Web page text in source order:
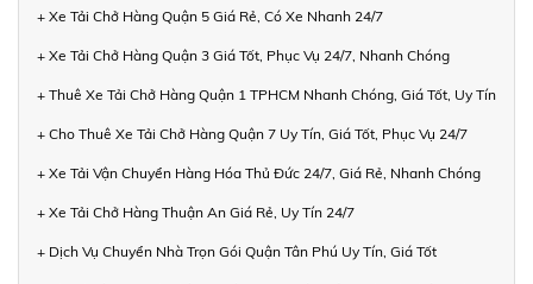
+ Xe Tải Chở Hàng Quận 5 Giá Rẻ, Có Xe Nhanh 24/7
+ Xe Tải Chở Hàng Quận 3 Giá Tốt, Phục Vụ 24/7, Nhanh Chóng
+ Thuê Xe Tải Chở Hàng Quận 1 TPHCM Nhanh Chóng, Giá Tốt, Uy Tín
+ Cho Thuê Xe Tải Chở Hàng Quận 7 Uy Tín, Giá Tốt, Phục Vụ 24/7
+ Xe Tải Vận Chuyển Hàng Hóa Thủ Đức 24/7, Giá Rẻ, Nhanh Chóng
+ Xe Tải Chở Hàng Thuận An Giá Rẻ, Uy Tín 24/7
+ Dịch Vụ Chuyển Nhà Trọn Gói Quận Tân Phú Uy Tín, Giá Tốt